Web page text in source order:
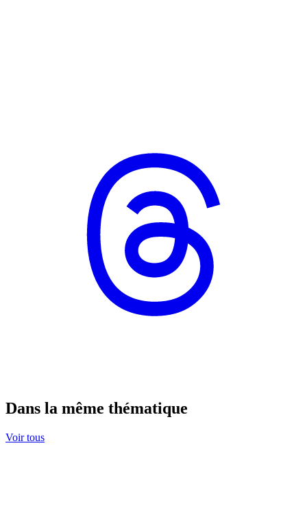
Dans la même thématique
Voir tous